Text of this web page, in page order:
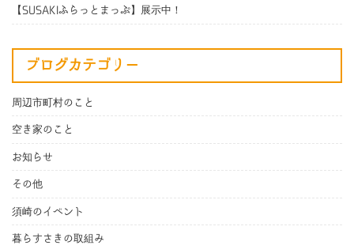
【SUSAKIふらっとまっぷ】展示中！
ブログカテゴリー
周辺市町村のこと
空き家のこと
お知らせ
その他
須崎のイベント
暮らすさきの取組み